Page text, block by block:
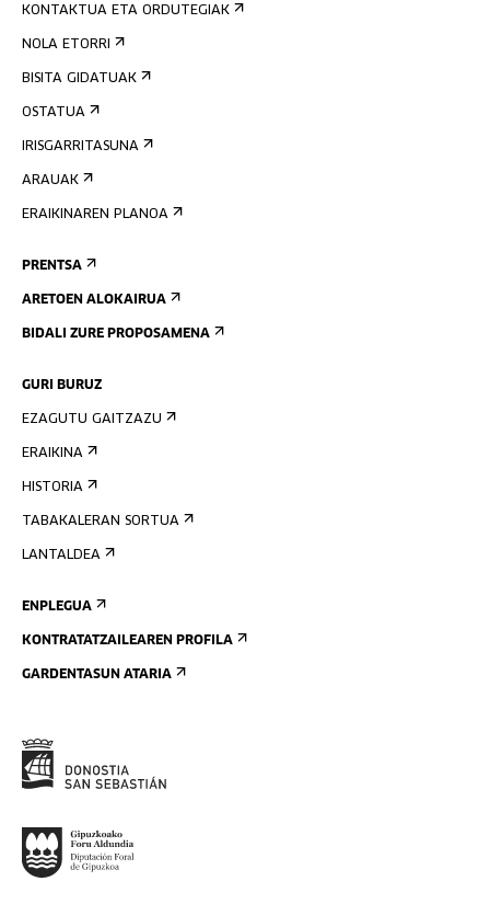
KONTAKTUA ETA ORDUTEGIAK
NOLA ETORRI
BISITA GIDATUAK
OSTATUA
IRISGARRITASUNA
ARAUAK
ERAIKINAREN PLANOA
PRENTSA
ARETOEN ALOKAIRUA
BIDALI ZURE PROPOSAMENA
GURI BURUZ
EZAGUTU GAITZAZU
ERAIKINA
HISTORIA
TABAKALERAN SORTUA
LANTALDEA
ENPLEGUA
KONTRATATZAILEAREN PROFILA
GARDENTASUN ATARIA